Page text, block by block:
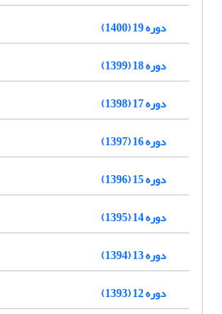
دوره 19 (1400)
دوره 18 (1399)
دوره 17 (1398)
دوره 16 (1397)
دوره 15 (1396)
دوره 14 (1395)
دوره 13 (1394)
دوره 12 (1393)